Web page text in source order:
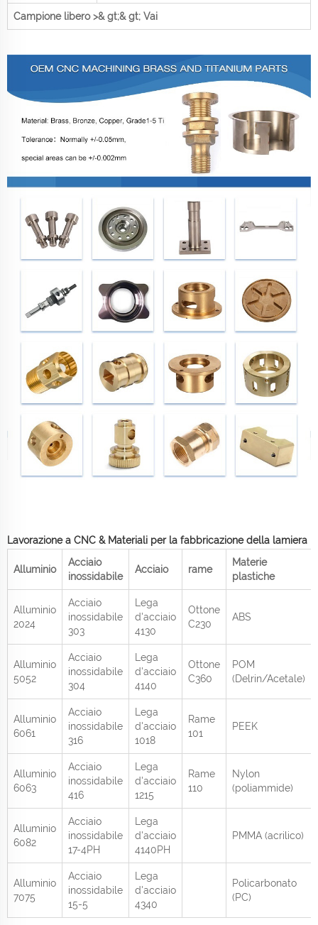
Campione libero >& gt;& gt; Vai
Lavorazione a CNC & Materiali per la fabbricazione della lamiera
Alluminio
Acciaio
inossidabile
Acciaio rame
Materie
plastiche
Alluminio
2024
Acciaio
inossidabile
303
Lega
d'acciaio
4130
Ottone
C230
ABS
Alluminio
5052
Acciaio
inossidabile
304
Lega
d'acciaio
4140
Ottone
C360
POM
(Delrin/Acetale)
Alluminio
6061
Acciaio
inossidabile
316
Lega
d'acciaio
1018
Rame
101
PEEK
Alluminio
6063
Acciaio
inossidabile
416
Lega
d'acciaio
1215
Rame
110
Nylon
(poliammide)
Alluminio
6082
Acciaio
inossidabile
17-4PH
Lega
d'acciaio
4140PH
PMMA (acrilico)
Alluminio
7075
Acciaio
inossidabile
15-5
Lega
d'acciaio
4340
Policarbonato
(PC)